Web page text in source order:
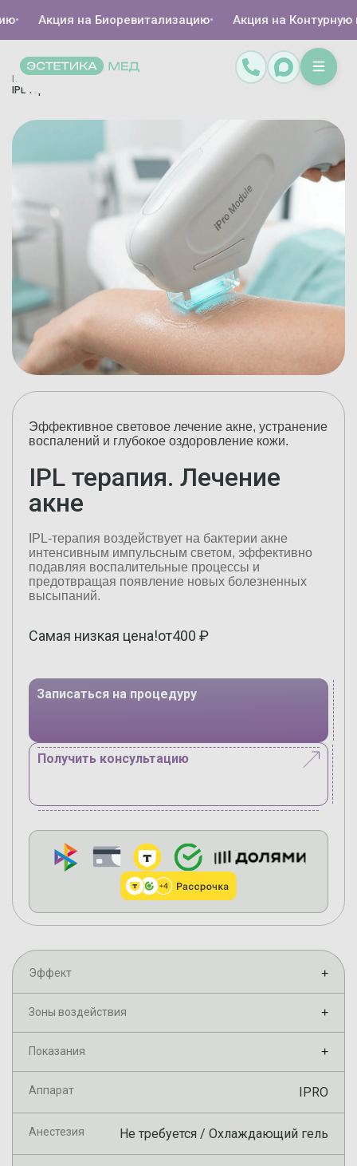
Акция на Биоревитализацию• Акция на Контурную
Главная Каталог Аппаратная косметология / IPL-терапия
IPL терапия. Лечение акне
Эффективное световое лечение акне, устранение
воспалений и глубокое оздоровление кожи.
IPL терапия. Лечение
акне
IPL-терапия воздействует на бактерии акне
интенсивным импульсным светом, эффективно
подавляя воспалительные процессы и
предотвращая появление новых болезненных
высыпаний.
Самая низкая цена!от400 ₽
Записаться на процедуру
Получить консультацию
Эффект +
Зоны воздействия +
Показания +
Аппарат IPRO
Анестезия Не требуется / Охлаждающий гель